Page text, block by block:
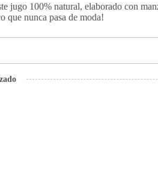
100% natural, elaborado con
que nunca pasa de moda!